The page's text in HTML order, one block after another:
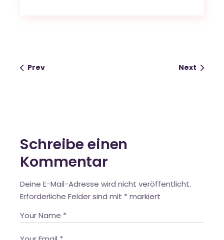
Prev Next
Schreibe einen
Kommentar
Deine E-Mail-Adresse wird nicht veröffentlicht.
Erforderliche Felder sind mit * markiert